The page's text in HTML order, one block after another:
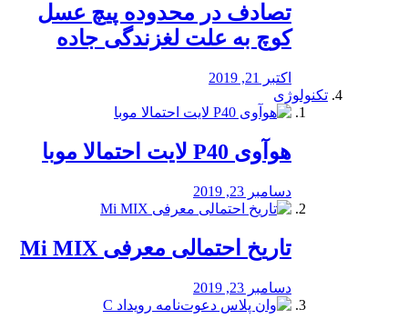
تصادف در محدوده پیچ عسل
کوچ به علت لغزندگی جاده
اکتبر 21, 2019
تکنولوژی
هوآوی P40 لایت احتمالا موبا
دسامبر 23, 2019
تاریخ احتمالی معرفی Mi MIX
دسامبر 23, 2019